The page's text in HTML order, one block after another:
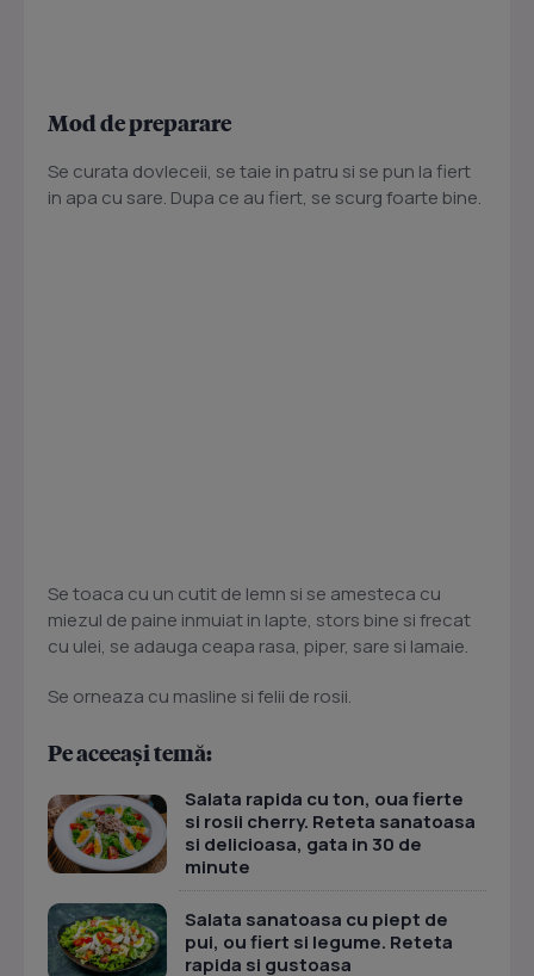
Mod de preparare
Se curata dovleceii, se taie in patru si se pun la fiert
in apa cu sare. Dupa ce au fiert, se scurg foarte bine.
Se toaca cu un cutit de lemn si se amesteca cu
miezul de paine inmuiat in lapte, stors bine si frecat
cu ulei, se adauga ceapa rasa, piper, sare si lamaie.
Se orneaza cu masline si felii de rosii.
Pe aceeași temă:
Salata rapida cu ton, oua fierte
si rosii cherry. Reteta sanatoasa
si delicioasa, gata in 30 de
minute
Salata sanatoasa cu piept de
pui, ou fiert si legume. Reteta
rapida si gustoasa